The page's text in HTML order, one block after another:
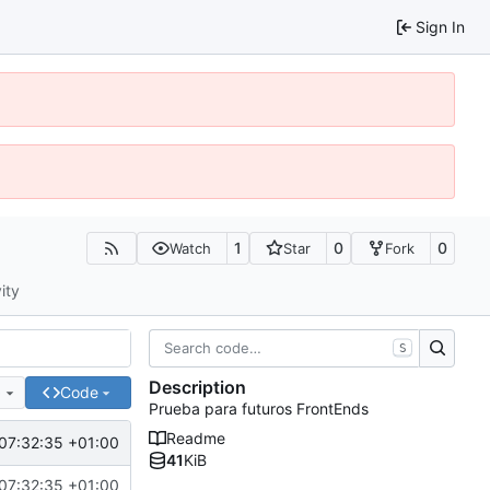
Sign In
Watch 1 Star 0 Fork 0
Code
+01:00
+01:00
S
Description
Prueba para futuros FrontEnds
Readme
41KiB